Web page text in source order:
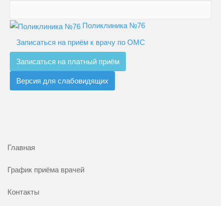
Поликлиника №76
Записаться на приём к врачу по ОМС
Записаться на платный приём
Версия для слабовидящих
Главная
График приёма врачей
Контакты